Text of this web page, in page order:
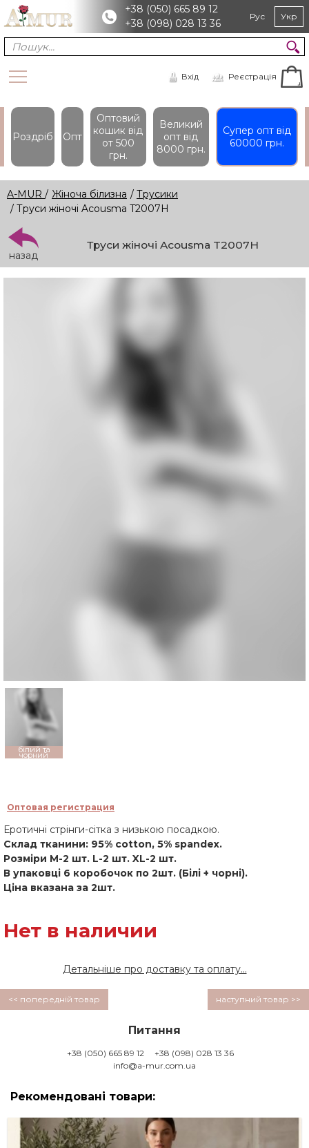
+38 (050) 665 89 12
+38 (098) 028 13 36
Рус Укр
Вхід Реєстрація
Роздріб Опт
Оптовий
кошик вiд
от 500
грн.
Великий
опт вiд
8000 грн.
Супер опт вiд
60000 грн.
A-MUR / Жіноча білизна / Трусики
/ Труси жіночі Acousma T2007H
назад
Труси жіночі Acousma T2007H
білий та
чорний
Оптовая регистрация
Еротичні стрінги-сітка з низькою посадкою.
Склад тканини: 95% cotton, 5% spandex.
Розміри M-2 шт. L-2 шт. XL-2 шт.
В упаковці 6 коробочок по 2шт. (Білі + чорні).
Ціна вказана за 2шт.
Нет в наличии
Детальніше про доставку та оплату...
<< попередній товар наступний товар >>
Питання
+38 (050) 665 89 12
+38 (098) 028 13 36
info@a-mur.com.ua
Рекомендовані товари: